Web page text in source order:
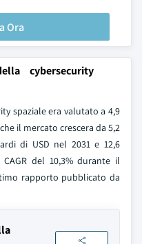
Ora
cybersecurity
spaziale era valutato a 4,9
il mercato crescera da 5,2
di USD nel 2031 e 12,6
del 10,3% durante il
rapporto pubblicato da